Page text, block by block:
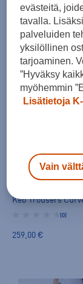
Fjällräven
259,00 €
(0)
259,00 €
evästeitä,
tavalla.
palveluiden
yksilöllinen
tarjoaminen.
”Hyväksy
myöhemmin
Lisätietoja
Vain